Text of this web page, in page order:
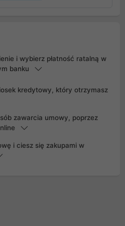
i wybierz płatność ratalną w
banku
kredytowy, który otrzymasz
zawarcia umowy, poprzez
i ciesz się zakupami w